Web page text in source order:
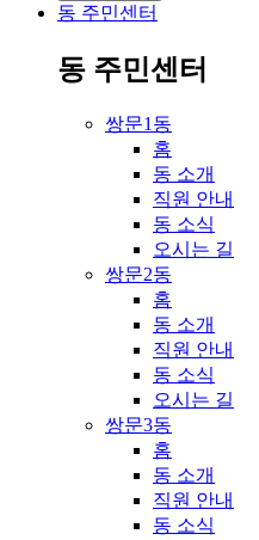
동 주민센터
동 주민센터
쌍문1동
홈
동 소개
직원 안내
동 소식
오시는 길
쌍문2동
홈
동 소개
직원 안내
동 소식
오시는 길
쌍문3동
홈
동 소개
직원 안내
동 소식